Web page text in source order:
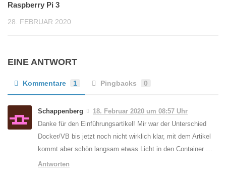
Raspberry Pi 3
28. FEBRUAR 2020
EINE ANTWORT
Kommentare 1 Pingbacks 0
Schappenberg
18. Februar 2020 um 08:57 Uhr
Danke für den Einführungsartikel! Mir war der Unterschied
Docker/VB bis jetzt noch nicht wirklich klar, mit dem Artikel
kommt aber schön langsam etwas Licht in den Container …
Antworten